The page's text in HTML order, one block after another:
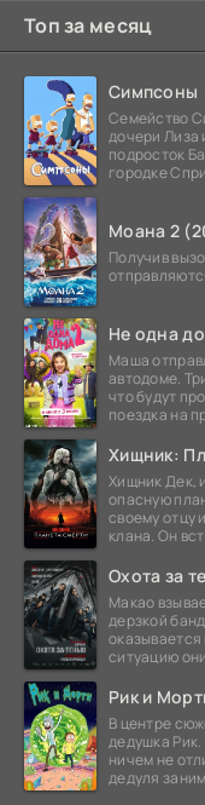
Топ за месяц
Симпсоны
Семейство
дочери Лиза
подросток
городке
Моана 2
Получив
Не одна
Маша
автодоме.
что будут
поездка на
Хищник:
Хищник Дек,
опасную
своему отцу
клана. Он
Охота за
Макао
дерзкой
ситуацию
Рик и
В центре
дедушка
ничем не
дедуля